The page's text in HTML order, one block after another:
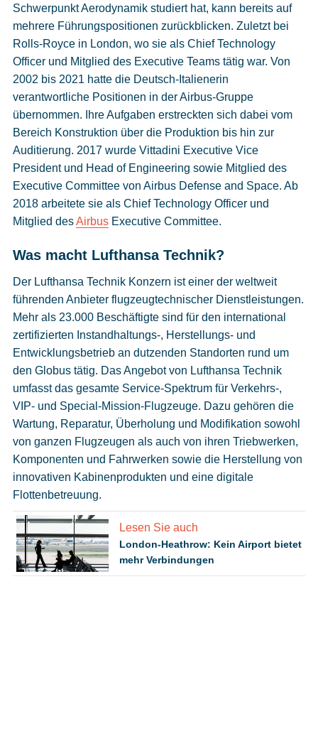
Schwerpunkt Aerodynamik studiert hat, kann bereits auf
mehrere Führungspositionen zurückblicken. Zuletzt bei
Rolls-Royce in London, wo sie als Chief Technology
Officer und Mitglied des Executive Teams tätig war. Von
2002 bis 2021 hatte die Deutsch-Italienerin
verantwortliche Positionen in der Airbus-Gruppe
übernommen. Ihre Aufgaben erstreckten sich dabei vom
Bereich Konstruktion über die Produktion bis hin zur
Auditierung. 2017 wurde Vittadini Executive Vice
President und Head of Engineering sowie Mitglied des
Executive Committee von Airbus Defense and Space. Ab
2018 arbeitete sie als Chief Technology Officer und
Mitglied desAirbusExecutive Committee.
Was macht Lufthansa Technik?
Der Lufthansa Technik Konzern ist einer der weltweit
führenden Anbieter flugzeugtechnischer Dienstleistungen.
Mehr als 23.000 Beschäftigte sind für den international
zertifizierten Instandhaltungs-, Herstellungs- und
Entwicklungsbetrieb an dutzenden Standorten rund um
den Globus tätig. Das Angebot von Lufthansa Technik
umfasst das gesamte Service-Spektrum für Verkehrs-,
VIP- und Special-Mission-Flugzeuge. Dazu gehören die
Wartung, Reparatur, Überholung und Modifikation sowohl
von ganzen Flugzeugen als auch von ihren Triebwerken,
Komponenten und Fahrwerken sowie die Herstellung von
innovativen Kabinenprodukten und eine digitale
Flottenbetreuung.
Lesen Sie auch
London-Heathrow: Kein Airport bietet
mehr Verbindungen